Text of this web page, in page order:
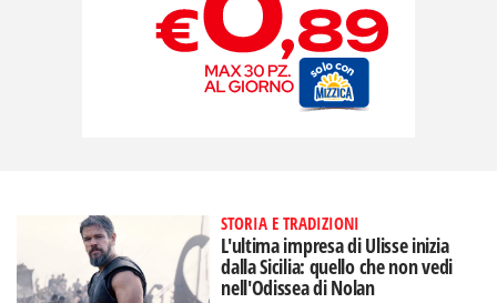
STORIA E TRADIZIONI
L'ultima impresa di Ulisse inizia
dalla Sicilia: quello che non vedi
nell'Odissea di Nolan